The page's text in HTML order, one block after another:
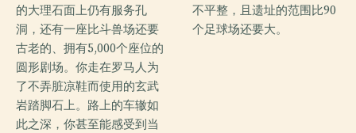
的大理石面上仍有服务孔
洞，还有一座比斗兽场还要
古老的、拥有5,000个座位的
圆形剧场。你走在罗马人为
了不弄脏凉鞋而使用的玄武
岩踏脚石上。路上的车辙如
此之深，你甚至能感受到当
不平整，且遗址的范围比90
个足球场还要大。